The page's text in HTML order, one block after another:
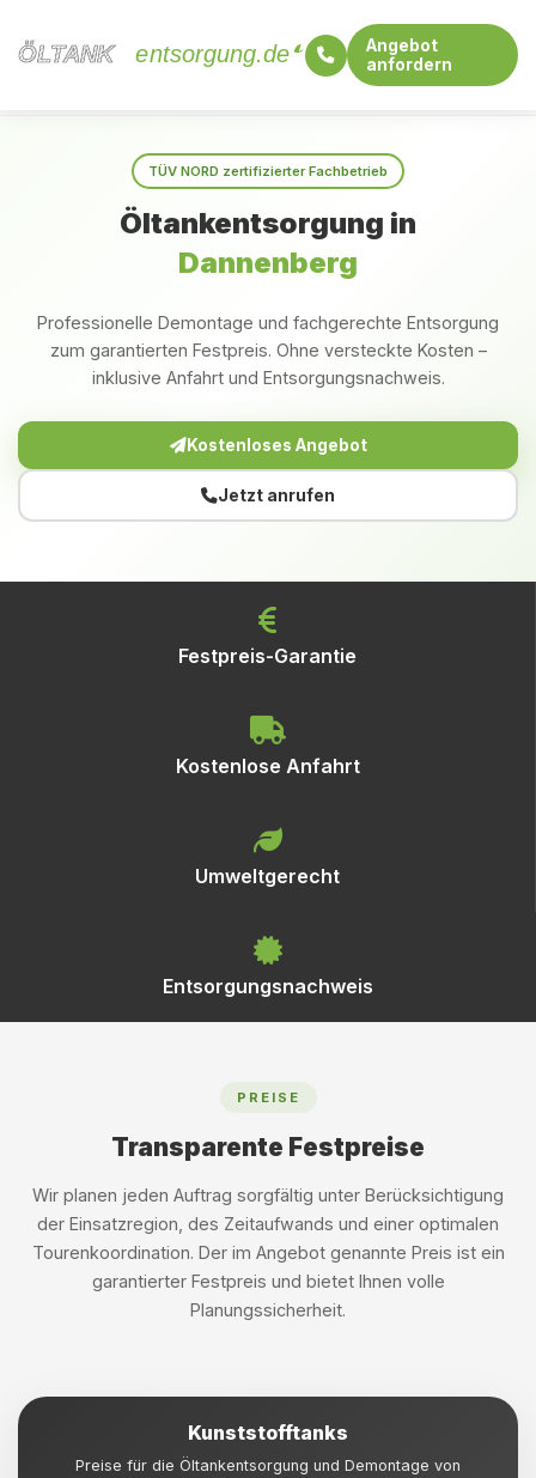
ÖLTANK
ÖLTANK entsorgung.de
Angebot
anfordern
TÜV NORD zertifizierter Fachbetrieb
Öltankentsorgung in
Dannenberg
Professionelle Demontage und fachgerechte Entsorgung
zum garantierten Festpreis. Ohne versteckte Kosten –
inklusive Anfahrt und Entsorgungsnachweis.
Kostenloses Angebot
Jetzt anrufen
Festpreis-Garantie
Kostenlose Anfahrt
Umweltgerecht
Entsorgungsnachweis
PREISE
Transparente Festpreise
Wir planen jeden Auftrag sorgfältig unter Berücksichtigung
der Einsatzregion, des Zeitaufwands und einer optimalen
Tourenkoordination. Der im Angebot genannte Preis ist ein
garantierter Festpreis und bietet Ihnen volle
Planungssicherheit.
Kunststofftanks
Preise für die Öltankentsorgung und Demontage von